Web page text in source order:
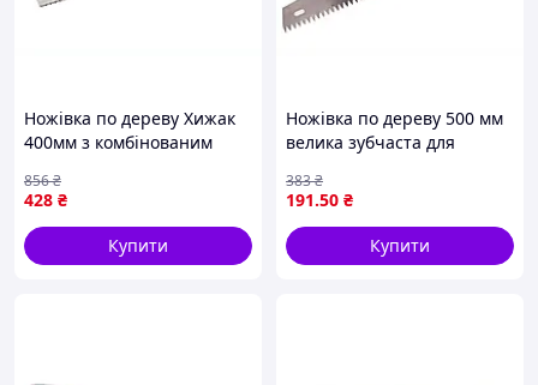
Ножівка по дереву Хижак
400мм з комбінованим
деревини з
двокомпонентною
рукояткою
428 ₴
856₴
Купити
Ножівка по дереву 500 мм
велика зубчаста для
дощок дерев'яних
заготівель
191.50 ₴
383₴
Купити